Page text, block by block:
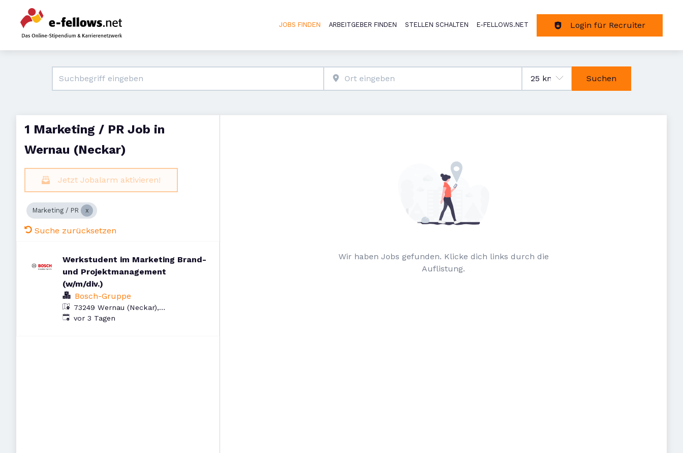
Haupt-Navigation
JOBS FINDEN ARBEITGEBER FINDEN STELLEN SCHALTEN E-FELLOWS.NET Login für Recruiter
Suchen
1 Marketing / PR Job in
Wernau (Neckar)
Jetzt Jobalarm aktivieren!
Marketing / PR
Suche zurücksetzen
Werkstudent im Marketing Brand-
und Projektmanagement
(w/m/div.)
Bosch-Gruppe
73249 Wernau (Neckar),
Deutschland
Veröffentlicht:
vor 3 Tagen
Wir haben Jobs gefunden. Klicke dich links durch die
Auflistung.